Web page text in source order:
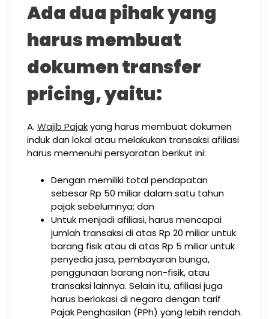
Ada dua pihak yang
harus membuat
dokumen transfer
pricing, yaitu:
A. Wajib Pajakyang harus membuat dokumen
induk dan lokal atau melakukan transaksi afiliasi
harus memenuhi persyaratan berikut ini:
Dengan memiliki total pendapatan
sebesar Rp 50 miliar dalam satu tahun
pajak sebelumnya; dan
Untuk menjadi afiliasi, harus mencapai
jumlah transaksi di atas Rp 20 miliar untuk
barang fisik atau di atas Rp 5 miliar untuk
penyedia jasa, pembayaran bunga,
penggunaan barang non-fisik, atau
transaksi lainnya. Selain itu, afiliasi juga
harus berlokasi di negara dengan tarif
Pajak Penghasilan (PPh) yang lebih rendah.